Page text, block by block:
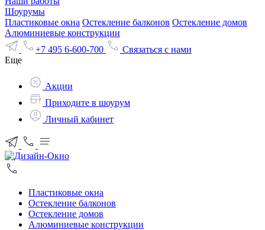
Шоурумы
Пластиковые окна Остекление балконов Остекление домов
Алюминиевые конструкции
+7 495 6-600-700
Связаться с нами
Еще
Акции
Приходите в шоурум
Личный кабинет
Пластиковые окна
Остекление балконов
Остекление домов
Алюминиевые конструкции